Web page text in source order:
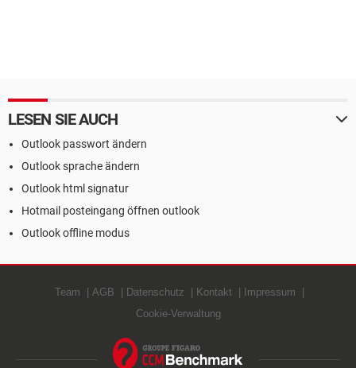
LESEN SIE AUCH
Outlook passwort ändern
Outlook sprache ändern
Outlook html signatur
Hotmail posteingang öffnen outlook
Outlook offline modus
Team AGB Datenschutz Kontakt
Impressum
Cookie-Verwaltung